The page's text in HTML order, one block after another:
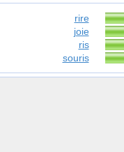
rire
joie
ris
souris